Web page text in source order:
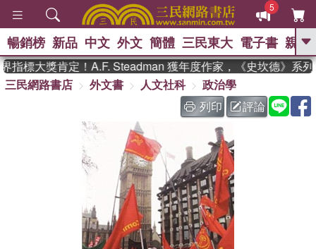
5
GO
熱搜： 東野圭吾 、 The Odyssey
、 如果歷史是一群喵 、 暑期
國際布克獎 臺灣漫遊錄 、 方
念華
台灣的李登輝時代
孩：黎曼猜想
、 偉大的迷走神經
暢銷榜 新品 中文 外文 簡體 三民東大 電子書 親子
標大獎肯定！A.F. Steadman 獲年度作家，《史坎德》系列
三民網路書店
外文書 人文社科
政治學
列印
評論